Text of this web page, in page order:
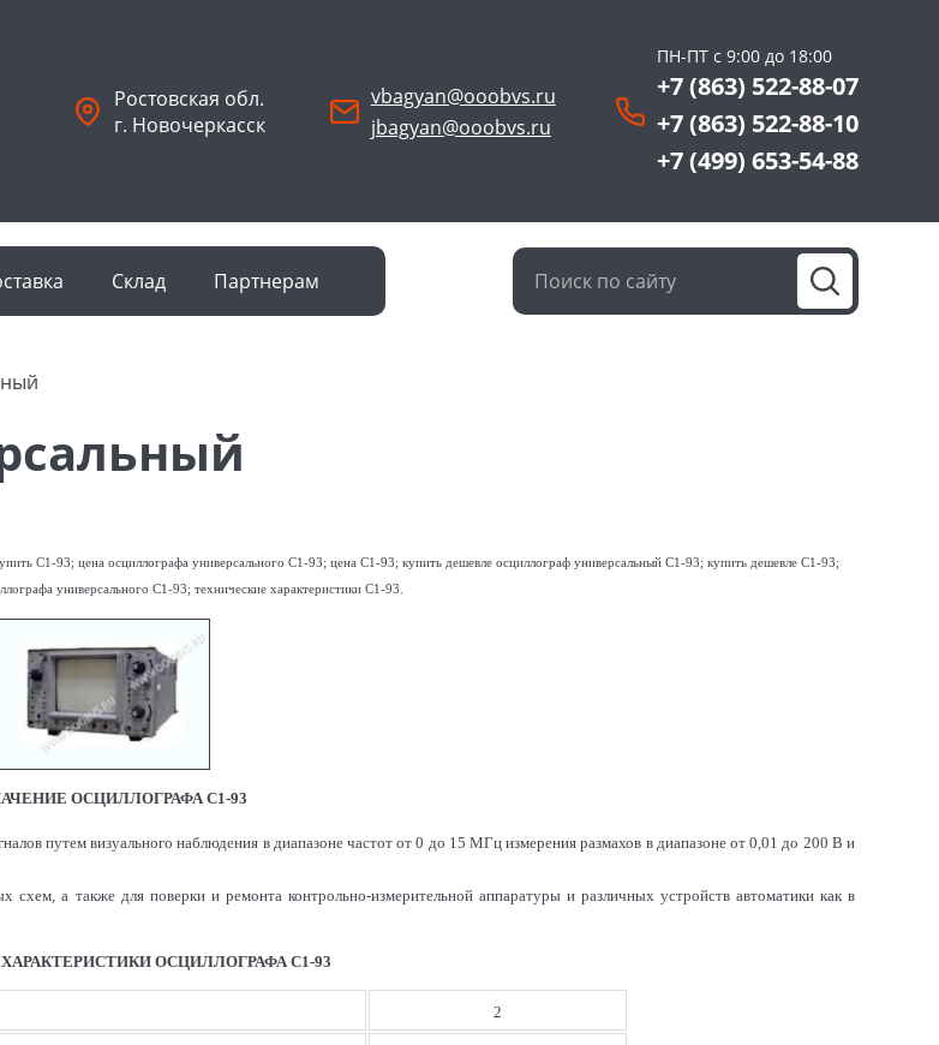
Ростовская обл.
г. Новочеркасск
vbagyan@ooobvs.ru
jbagyan@ooobvs.ru
ПН-ПТ с 9:00 до 18:00
+7 (863) 522-88-07
+7 (863) 522-88-10
+7 (499) 653-54-88
Склад Партнерам
С1-93; цена осциллографа универсального С1-93; цена С1-93; купить дешевле осциллограф универсальный С1-93; купить дешевле С1-93;
универсального С1-93; технические характеристики С1-93.
ОСЦИЛЛОГРАФА С1-93
путем визуального наблюдения в диапазоне частот от 0 до 15 МГц измерения размахов в диапазоне от 0,01 до 200 В и
схем, а также для поверки и ремонта контрольно-измерительной аппаратуры и различных устройств автоматики как в
ОСЦИЛЛОГРАФА С1-93
2